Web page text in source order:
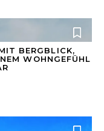
BERGBLICK,
WOHNGEFÜHL